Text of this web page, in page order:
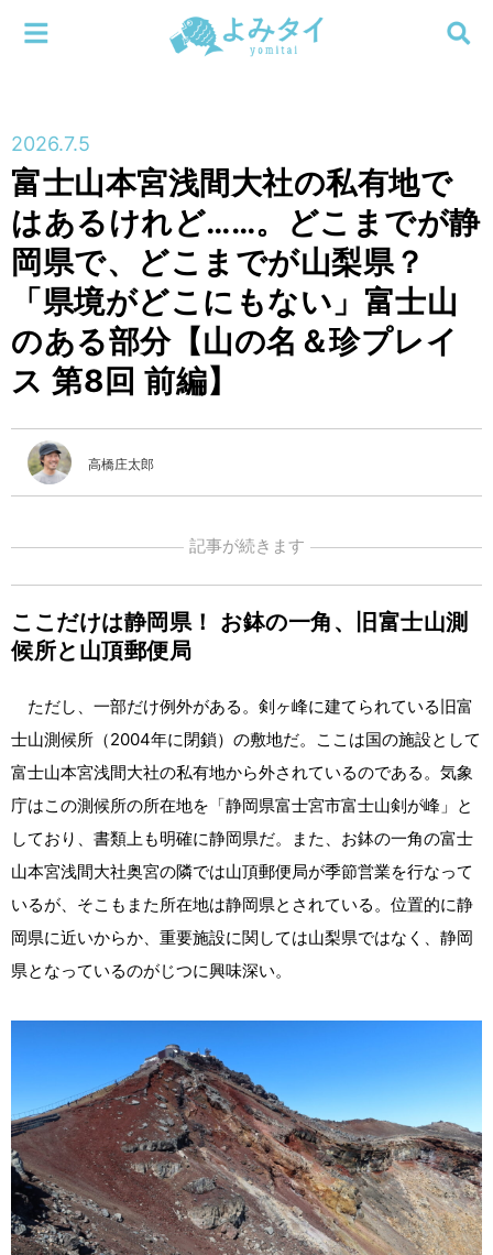
連載
新刊
特集
検索する
メニューを閉じる
2026.7.5
富士山本宮浅間大社の私有地で
はあるけれど……。どこまでが静
岡県で、どこまでが山梨県？
「県境がどこにもない」富士山
のある部分【山の名＆珍プレイ
ス 第8回 前編】
高橋庄太郎
記事が続きます
ここだけは静岡県！ お鉢の一角、旧富士山測
候所と山頂郵便局
ただし、一部だけ例外がある。剣ヶ峰に建てられている旧富
士山測候所（2004年に閉鎖）の敷地だ。ここは国の施設として
富士山本宮浅間大社の私有地から外されているのである。気象
庁はこの測候所の所在地を「静岡県富士宮市富士山剣が峰」と
しており、書類上も明確に静岡県だ。また、お鉢の一角の富士
山本宮浅間大社奥宮の隣では山頂郵便局が季節営業を行なって
いるが、そこもまた所在地は静岡県とされている。位置的に静
岡県に近いからか、重要施設に関しては山梨県ではなく、静岡
県となっているのがじつに興味深い。